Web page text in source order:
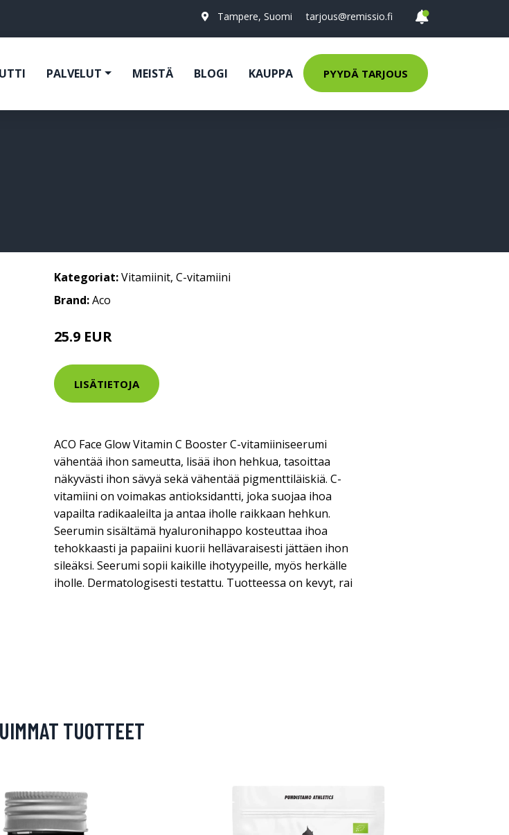
Tampere, Suomi tarjous@remissio.fi
PALVELUT MEISTÄ BLOGI KAUPPA PYYDÄ TARJOUS
Kategoriat:Vitamiinit, C-vitamiini
Brand:Aco
25.9 EUR
LISÄTIETOJA
ACO Face Glow Vitamin C Booster C-vitamiiniseerumi
vähentää ihon sameutta, lisää ihon hehkua, tasoittaa
näkyvästi ihon sävyä sekä vähentää pigmenttiläiskiä. C-
vitamiini on voimakas antioksidantti, joka suojaa ihoa
vapailta radikaaleilta ja antaa iholle raikkaan hehkun.
Seerumin sisältämä hyaluronihappo kosteuttaa ihoa
tehokkaasti ja papaiini kuorii hellävaraisesti jättäen ihon
sileäksi. Seerumi sopii kaikille ihotyypeille, myös herkälle
iholle. Dermatologisesti testattu. Tuotteessa on kevyt, rai
TUOTTEET